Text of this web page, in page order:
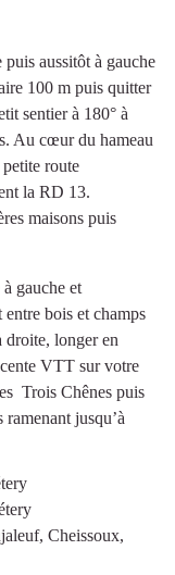
aussitôt à gauche
100 m puis quitter
sentier à 180° à
Au cœur du hameau
route
la RD 13.
maisons puis
gauche et
bois et champs
droite, longer en
VTT sur votre
Trois Chênes puis
jusqu’à
Cheissoux,